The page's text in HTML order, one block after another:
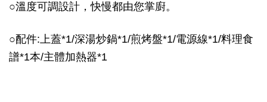
○溫度可調設計，快慢都由您掌廚。
○配件:上蓋*1/深湯炒鍋*1/煎烤盤*1/電源線*1/料理食
譜*1本/主體加熱器*1